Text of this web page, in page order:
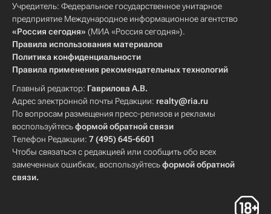
Учредитель: Федеральное государственное унитарное
предприятие Международное информационное агентство
«Россия сегодня» (МИА «Россия сегодня»).
Правила использования материалов
Политика конфиденциальности
Правила применения рекомендательных технологий
Главный редактор: Гаврилова А.В.
Адрес электронной почты Редакции: realty@ria.ru
По вопросам размещения пресс-релизов и рекламы
воспользуйтесьформой обратной связи
Телефон Редакции: 7 (495) 645-6601
Чтобы связаться с редакцией или сообщить обо всех
замеченных ошибках, воспользуйтесьформой обратной
связи.